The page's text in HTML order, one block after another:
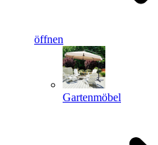
öffnen
Gartenmöbel